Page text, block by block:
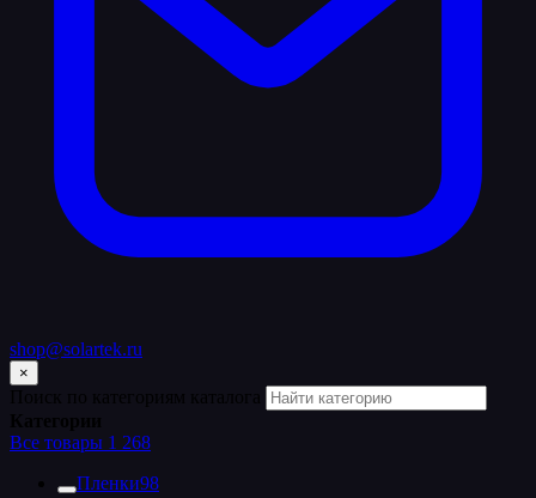
shop@solartek.ru
×
Все товары 1 268
Пленки98